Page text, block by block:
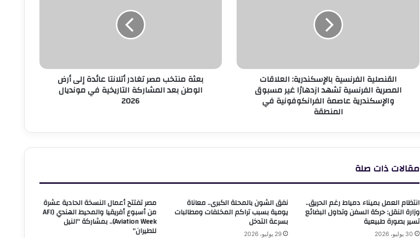
غير
والإسكندرية
القنصلية الفرنسية بالإسكندرية: العلاقات
المصرية الفرنسية تشهد ازدهارًا غير مسبوق
والإسكندرية عاصمة الفرانكوفونية في
المنطقة
الوطن
المشاركة
بعثة منتخب مصر تغادر أتلانتا عائدة إلى أرض
الوطن بعد المشاركة التاريخية في مونديال
2026
مقالات ذات صلة
انتظام العمل بميناء دمياط رغم الحريق..
وزارة النقل: حركة السفن وتداول البضائع
تسير بصورة طبيعية
30 يوليو، 2026
نفق الشون بالمحلة الكبرى.. معاناة
يومية بسبب تراكم المخلفات ومطالبات
بسرعة التدخل
29 يوليو، 2026
مصر تفتتح أعمال النسخة الحادية عشرة
من أسبوع أفريقيا والمحيط الهندي (AFI
Aviation Week).. بمشاركة “النيل
للطيران”